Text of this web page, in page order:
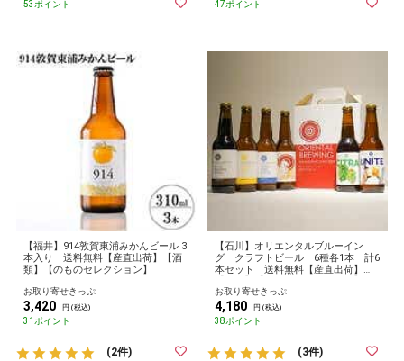
53ポイント 47ポイント
【福井】914敦賀東浦みかんビール 3
本入り 送料無料【産直出荷】【酒
類】【のものセレクション】
お取り寄せきっぷ
3,420 円 (税込)
31ポイント
(2件)
【石川】オリエンタルブルーイン
グ クラフトビール 6種各1本 計6
本セット 送料無料【産直出荷】
お取り寄せきっぷ
4,180 円 (税込)
38ポイント
(3件)